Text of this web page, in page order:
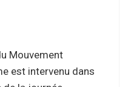
Mouvement
est intervenu dans